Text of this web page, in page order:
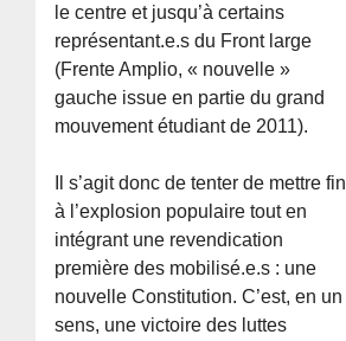
le centre et jusqu’à certains
représentant.e.s du Front large
(Frente Amplio, « nouvelle »
gauche issue en partie du grand
mouvement étudiant de 2011).
Il s’agit donc de tenter de mettre fin
à l’explosion populaire tout en
intégrant une revendication
première des mobilisé.e.s : une
nouvelle Constitution. C’est, en un
sens, une victoire des luttes